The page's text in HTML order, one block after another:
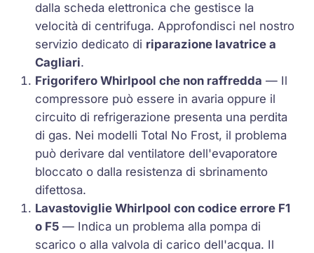
dalla scheda elettronica che gestisce la
velocità di centrifuga. Approfondisci nel nostro
servizio dedicato di riparazione lavatrice a
Cagliari.
Frigorifero Whirlpool che non raffredda — Il
compressore può essere in avaria oppure il
circuito di refrigerazione presenta una perdita
di gas. Nei modelliTotal No Frost, il problema
può derivare dal ventilatore dell'evaporatore
bloccato o dalla resistenza di sbrinamento
difettosa.
Lavastoviglie Whirlpool con codice errore F1
o F5 — Indica un problema alla pompa di
scarico o alla valvola di carico dell'acqua. Il